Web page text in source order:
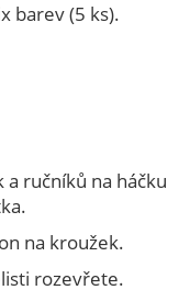
barev (5 ks).
ručníků na háčku
na kroužek.
rozevřete.